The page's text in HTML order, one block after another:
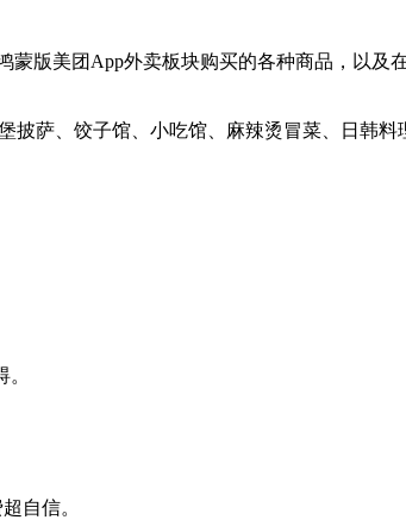
版美团App外卖板块购买的各种商品，以及
萨、饺子馆、小吃馆、麻辣烫冒菜、日韩料
自信。